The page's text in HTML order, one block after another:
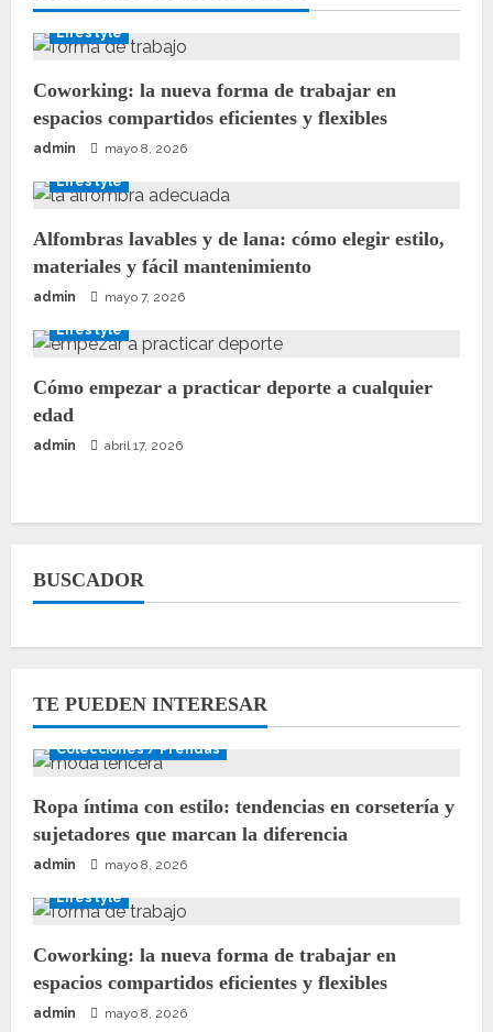
Lifestyle
Coworking: la nueva forma de trabajar en
espacios compartidos eficientes y flexibles
admin mayo 8, 2026
Lifestyle
Alfombras lavables y de lana: cómo elegir estilo,
materiales y fácil mantenimiento
admin mayo 7, 2026
Lifestyle
Cómo empezar a practicar deporte a cualquier
edad
admin abril 17, 2026
BUSCADOR
TE PUEDEN INTERESAR
Colecciones / Prendas
Ropa íntima con estilo: tendencias en corsetería y
sujetadores que marcan la diferencia
admin mayo 8, 2026
Lifestyle
Coworking: la nueva forma de trabajar en
espacios compartidos eficientes y flexibles
admin mayo 8, 2026